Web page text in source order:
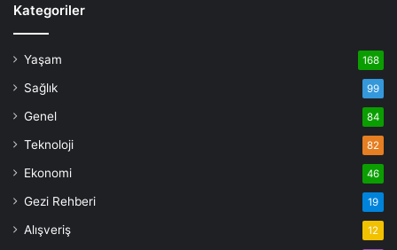
Kategoriler
Yaşam 168
Sağlık 99
Genel 84
Teknoloji 82
Ekonomi 46
Gezi Rehberi 19
Alışveriş 12